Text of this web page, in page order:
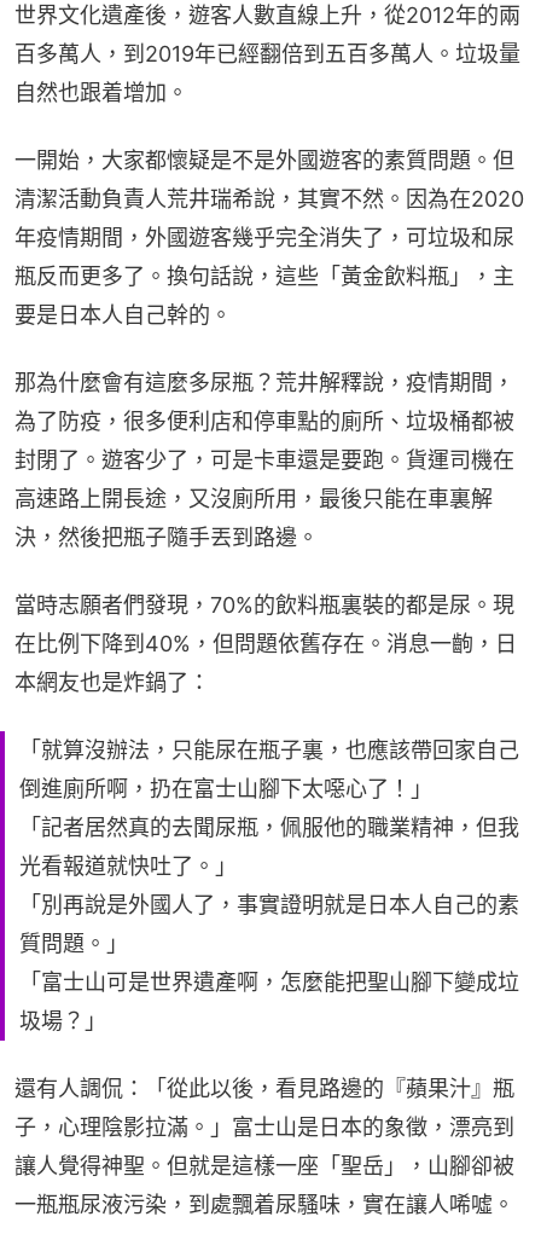
世界文化遺產後，遊客人數直線上升，從2012年的兩
百多萬人，到2019年已經翻倍到五百多萬人。垃圾量
自然也跟着增加。
一開始，大家都懷疑是不是外國遊客的素質問題。但
清潔活動負責人荒井瑞希說，其實不然。因為在2020
年疫情期間，外國遊客幾乎完全消失了，可垃圾和尿
瓶反而更多了。換句話說，這些「黃金飲料瓶」，主
要是日本人自己幹的。
那為什麼會有這麼多尿瓶？荒井解釋說，疫情期間，
為了防疫，很多便利店和停車點的廁所、垃圾桶都被
封閉了。遊客少了，可是卡車還是要跑。貨運司機在
高速路上開長途，又沒廁所用，最後只能在車裏解
決，然後把瓶子隨手丟到路邊。
當時志願者們發現，70%的飲料瓶裏裝的都是尿。現
在比例下降到40%，但問題依舊存在。消息一齣，日
本網友也是炸鍋了：
「就算沒辦法，只能尿在瓶子裏，也應該帶回家自己
倒進廁所啊，扔在富士山腳下太噁心了！」
「記者居然真的去聞尿瓶，佩服他的職業精神，但我
光看報道就快吐了。」
「別再說是外國人了，事實證明就是日本人自己的素
質問題。」
「富士山可是世界遺產啊，怎麼能把聖山腳下變成垃
圾場？」
還有人調侃：「從此以後，看見路邊的『蘋果汁』瓶
子，心理陰影拉滿。」富士山是日本的象徵，漂亮到
讓人覺得神聖。但就是這樣一座「聖岳」，山腳卻被
一瓶瓶尿液污染，到處飄着尿騷味，實在讓人唏噓。